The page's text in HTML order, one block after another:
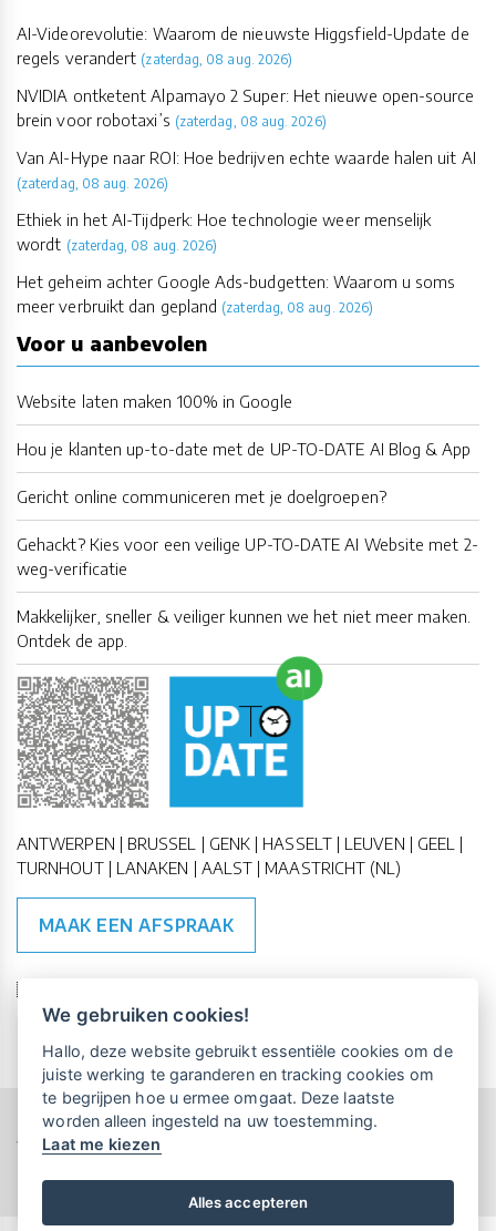
AI-Videorevolutie: Waarom de nieuwste Higgsfield-Update de
regels verandert (zaterdag, 08 aug. 2026)
NVIDIA ontketent Alpamayo 2 Super: Het nieuwe open-source
brein voor robotaxi’s (zaterdag, 08 aug. 2026)
Van AI-Hype naar ROI: Hoe bedrijven echte waarde halen uit AI
(zaterdag, 08 aug. 2026)
Ethiek in het AI-Tijdperk: Hoe technologie weer menselijk
wordt (zaterdag, 08 aug. 2026)
Het geheim achter Google Ads-budgetten: Waarom u soms
meer verbruikt dan gepland (zaterdag, 08 aug. 2026)
Voor u aanbevolen
Website laten maken 100% in Google
Hou je klanten up-to-date met de UP-TO-DATE AI Blog & App
Gericht online communiceren met je doelgroepen?
Gehackt? Kies voor een veilige UP-TO-DATE AI Website met 2-
weg-verificatie
Makkelijker, sneller & veiliger kunnen we het niet meer maken.
Ontdek de app.
ANTWERPEN | BRUSSEL | GENK | HASSELT | LEUVEN | GEEL |
TURNHOUT | LANAKEN | AALST | MAASTRICHT (NL)
MAAK EEN AFSPRAAK
🇪🇺 🇧🇪
Copyright All Rights Reserved © 2015-2026 UP-TO-DATE
WebDesign
Privacy & Cookies
Locations Algemene Voorwaarden
We gebruiken cookies!
Hallo, deze website gebruikt essentiële cookies om de
juiste werking te garanderen en tracking cookies om
te begrijpen hoe u ermee omgaat. Deze laatste
worden alleen ingesteld na uw toestemming.
Laat me kiezen
Alles accepteren
een persoonlijke demo.
Maandelijks gratis opleidingen